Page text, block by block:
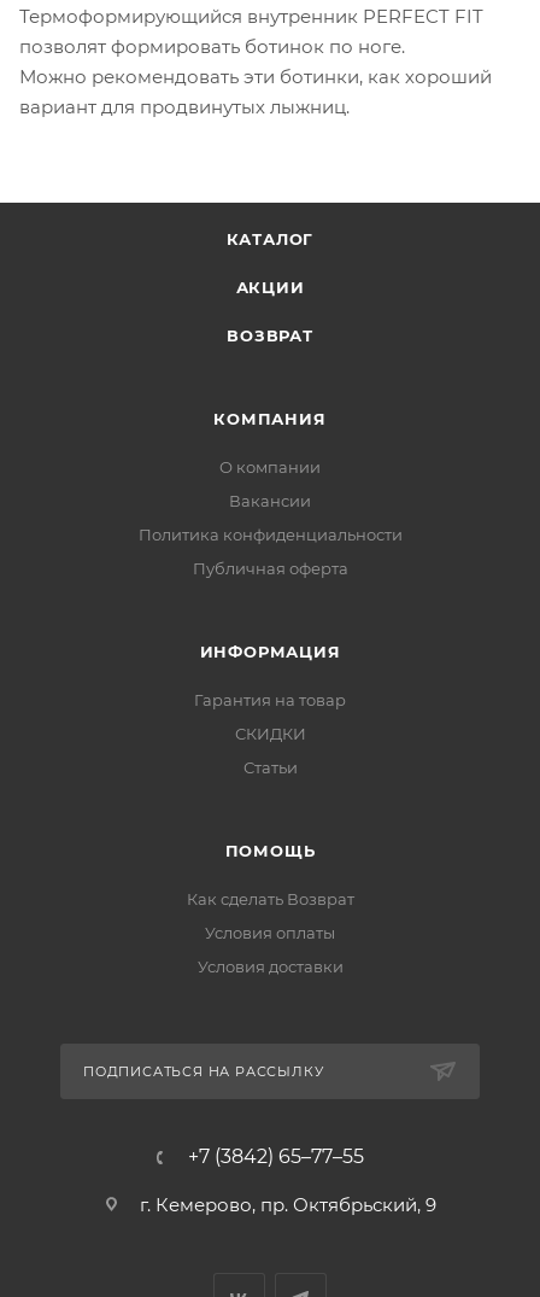
Термоформирующийся внутренник PERFECT FIT
позволят формировать ботинок по ноге.
Можно рекомендовать эти ботинки, как хороший
вариант для продвинутых лыжниц.
КАТАЛОГ
АКЦИИ
ВОЗВРАТ
КОМПАНИЯ
О компании
Вакансии
Политика конфиденциальности
Публичная оферта
ИНФОРМАЦИЯ
Гарантия на товар
СКИДКИ
Статьи
ПОМОЩЬ
Как сделать Возврат
Условия оплаты
Условия доставки
ПОДПИСАТЬСЯ НА РАССЫЛКУ
+7 (3842) 65–77–55
г. Кемерово, пр. Октябрьский, 9